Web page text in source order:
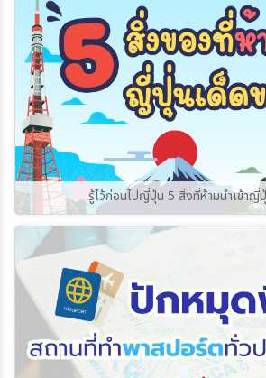
รู้ไว้ก่อนไปญี่ปุ่น 5 สิ่งที่ห้ามนำเข้าญี่ปุ่